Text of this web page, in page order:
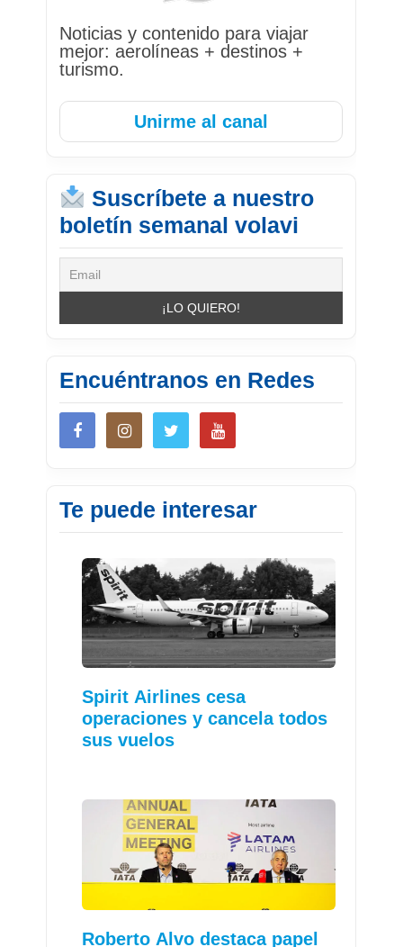
Noticias y contenido para viajar
mejor: aerolíneas + destinos +
turismo.
Unirme al canal
Suscríbete a nuestro
boletín semanal volavi
Encuéntranos en Redes
Te puede interesar
Spirit Airlines cesa
operaciones y cancela todos
sus vuelos
Roberto Alvo destaca papel